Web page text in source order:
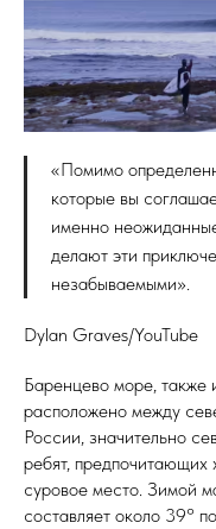
«Помимо
которые вы
именно
делают эти
незабываемыми».
Dylan Graves/YouTube
Баренцево море, также
расположено между
России, значительно
ребят, предпочитающих
суровое место. Зимой
составляет около 39°